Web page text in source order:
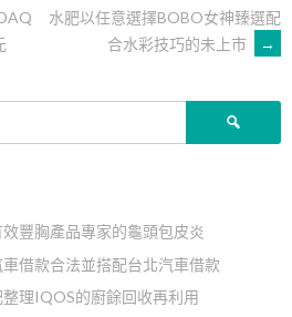
水肥以任意選擇BOBO女神臻選配
合水彩技巧的未上市
→
豐胸產品專家的龜頭包皮炎
借款合法並搭配台北汽車借款
理IQOS的廚餘回收再利用